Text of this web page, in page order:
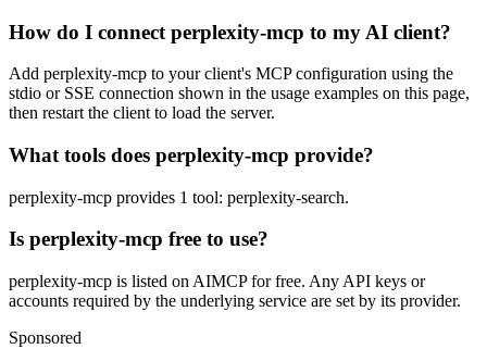
How do I connect perplexity-mcp to my AI client?
Add perplexity-mcp to your client's MCP configuration using the
stdio or SSE connection shown in the usage examples on this page,
then restart the client to load the server.
What tools does perplexity-mcp provide?
perplexity-mcp provides 1 tool: perplexity-search.
Is perplexity-mcp free to use?
perplexity-mcp is listed on AIMCP for free. Any API keys or
accounts required by the underlying service are set by its provider.
Sponsored